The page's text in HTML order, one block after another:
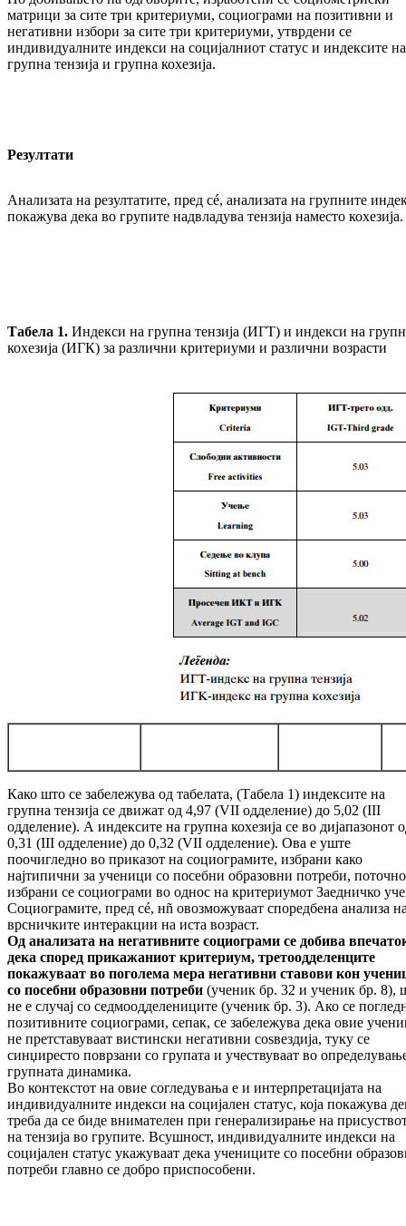
матрици за сите три критериуми, социограми на позитивни и
негативни избори за сите три критериуми, утврдени се
индивидуалните индекси на социјалниот статус и индексите на
групна тензија и групна кохезија.
Резултати
Анализата на резултатите, пред сé, анализата на групните
покажува дека во групите надвладува тензија наместо кохезија.
Табела 1. Индекси на групна тензија (ИГТ) и индекси на
кохезија (ИГК) за различни критериуми и различни возрасти
Како што се забележува од табелата, (Табела 1) индексите на
групна тензија се движат од 4,97 (VII одделение) до 5,02 (III
одделение). А индексите на групна кохезија се во дијапазонот
0,31 (III одделение) до 0,32 (VII одделение). Ова е уште
поочигледно во приказот на социограмите, избрани како
најтипични за ученици со посебни образовни потреби,
избрани се социограми во однос на критериумот Заедничко
Социограмите, пред сé, нñ овозможуваат споредбена анализа
врсничките интеракции на иста возраст.
Од анализата на негативните социограми се добива
дека според прикажаниот критериум, третоодделенците
покажуваат во поголема мера негативни ставови кон
со посебни образовни потреби (ученик бр. 32 и ученик бр. 8),
не е случај со седмоодделениците (ученик бр. 3). Ако се
позитивните социограми, сепак, се забележува дека овие
не претставуваат вистински негативни соѕвездија, туку се
синџиресто поврзани со групата и учествуваат во
групната динамика.
Во контекстот на овие согледувања е и интерпретацијата на
индивидуалните индекси на социјален статус, која покажува
треба да се биде внимателен при генерализирање на
на тензија во групите. Всушност, индивидуалните индекси на
социјален статус укажуваат дека учениците со посебни
потреби главно се добро приспособени.